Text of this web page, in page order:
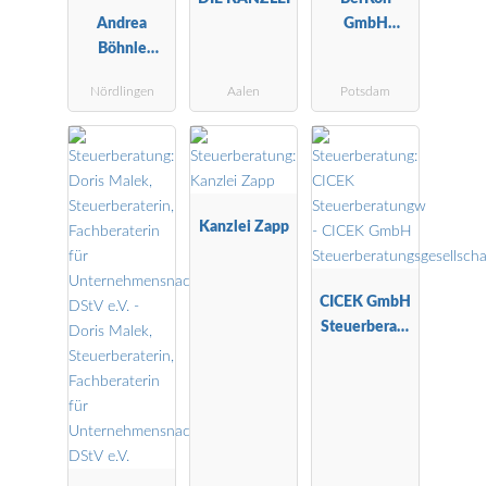
Andrea
Böhnle
ngsgesellscha
ft mbH
Nördlingen Aalen
GmbH
chaft
Potsdam
Kanzlei Zapp
CICEK GmbH
Steuerberatu